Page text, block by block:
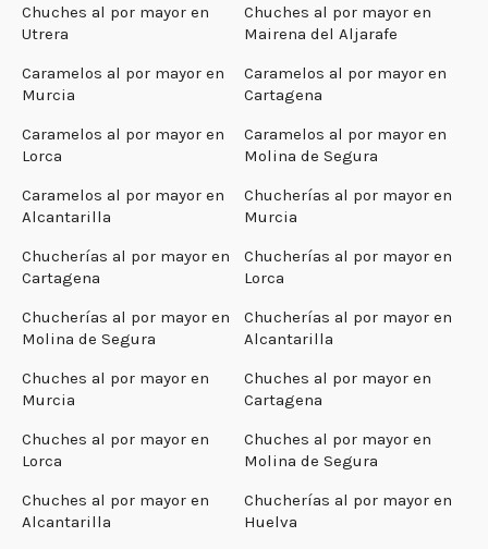
Chuches al por mayor en
Utrera
Chuches al por mayor en
Mairena del Aljarafe
Caramelos al por mayor en
Murcia
Caramelos al por mayor en
Cartagena
Caramelos al por mayor en
Lorca
Caramelos al por mayor en
Molina de Segura
Caramelos al por mayor en
Alcantarilla
Chucherías al por mayor en
Murcia
Chucherías al por mayor en
Cartagena
Chucherías al por mayor en
Lorca
Chucherías al por mayor en
Molina de Segura
Chucherías al por mayor en
Alcantarilla
Chuches al por mayor en
Murcia
Chuches al por mayor en
Cartagena
Chuches al por mayor en
Lorca
Chuches al por mayor en
Molina de Segura
Chuches al por mayor en
Alcantarilla
Chucherías al por mayor en
Huelva